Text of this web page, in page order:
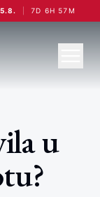
7D 6H 57M
u